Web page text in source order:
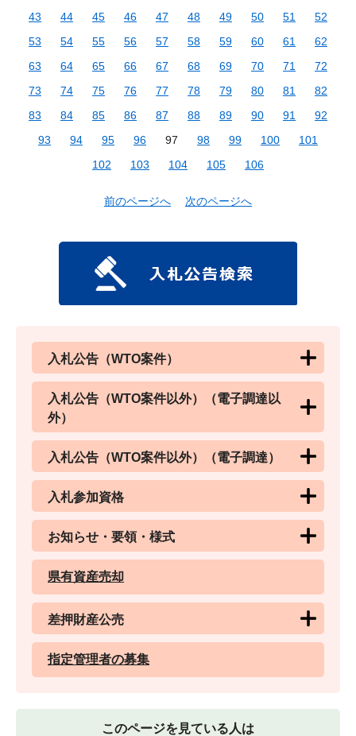
43
44 45 46 47 48 49 50 51
52
53
54 55 56 57 58 59 60 61
62
63
64 65 66 67 68 69 70 71
72
73
74 75 76 77 78 79 80 81
82
83
84 85 86 87 88 89 90 91
92
93
94 95 96 97 98 99 100
101
102
103 104 105 106
前のページへ 次のページへ
入札公告（WTO案件）
入札公告（WTO案件以外）（電子調達以
外）
入札公告（WTO案件以外）（電子調達）
入札参加資格
お知らせ・要領・様式
県有資産売却
差押財産公売
指定管理者の募集
このページを見ている人は